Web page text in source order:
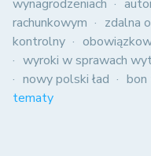
wynagrodzeniach
rachunkowym
zdalna
kontrolny
wyroki w sprawach
nowy polski ład
bon
tematy